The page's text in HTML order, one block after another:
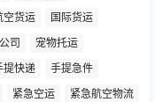
空货运
国际货运
司
宠物托运
提快递
手提急件
紧急空运
紧急航空物流